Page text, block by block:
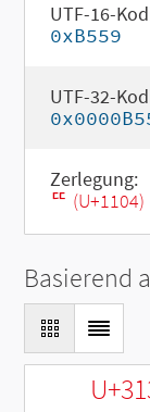
UTF-16-
0xB559
UTF-32-
Zerlegung:
ᄄ (U+1104)
Basierend